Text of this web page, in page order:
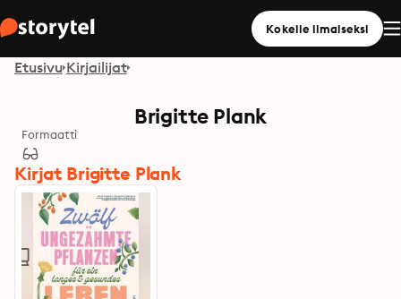
Kokeile ilmaiseksi
Etusivu Kirjailijat
Brigitte Plank
Formaatti
Kirjat Brigitte Plank